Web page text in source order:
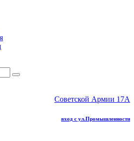
Советской Армии 17А
вход с ул.Промышленности